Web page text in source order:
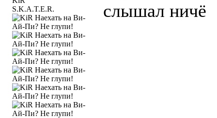
S.K.A.T.E.R.
слышал ничё